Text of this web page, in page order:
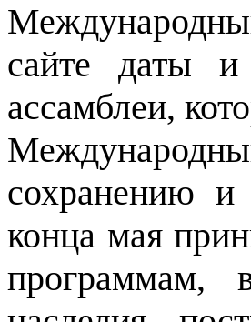
сайте даты и
ассамблеи,
сохранению и
конца мая
программам,